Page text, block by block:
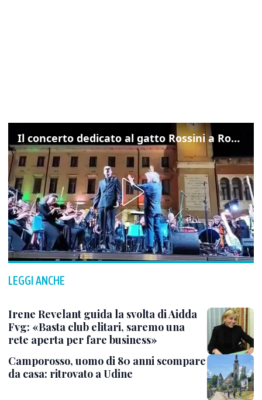
Il concerto dedicato al gatto Rossini a Rovigo: ecco un estratto
LEGGI ANCHE
Irene Revelant guida la svolta di Aidda
Fvg: «Basta club elitari, saremo una
rete aperta per fare business»
Camporosso, uomo di 80 anni scompare
da casa: ritrovato a Udine